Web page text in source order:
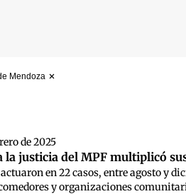
Mendoza
de 2025
la justicia del MPF multiplicó
en 22 casos, entre agosto y
y organizaciones